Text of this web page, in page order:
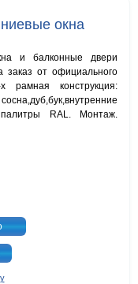
окна
и балконные двери
заказ от официального
конструкция:
RAL. Монтаж.